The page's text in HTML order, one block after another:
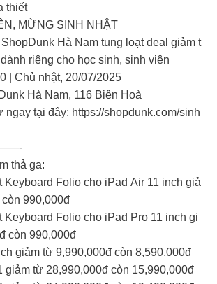
thiết
MỪNG SINH NHẬT
Hà Nam tung loạt deal giảm t
riêng cho học sinh, sinh viên
| Chủ nhật, 20/07/2025
Hà Nam, 116 Biên Hoà
tại đây: https://shopdunk.com/sinh
thả ga:
Keyboard Folio cho iPad Air 11 inch giả
990,000đ
Keyboard Folio cho iPad Pro 11 inch gi
còn 990,000đ
giảm từ 9,990,000đ còn 8,590,000đ
giảm từ 28,990,000đ còn 15,990,000đ